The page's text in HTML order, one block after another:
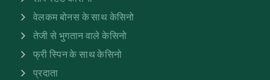
वेलकम बोनस के साथ केसिनो
तेजी से भुगतान वाले केसिनो
फ्री स्पिन के साथ केसिनो
प्रदाता